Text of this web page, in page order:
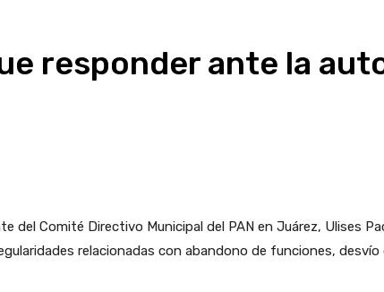
responder ante la
del Comité Directivo Municipal del PAN en Juárez, Ulises
relacionadas con abandono de funciones,